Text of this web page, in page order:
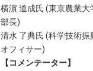
横濵 道成氏 (東京農業
部長)
清水 了典氏 (科学技術振
オフィサー)
【コメンテーター】